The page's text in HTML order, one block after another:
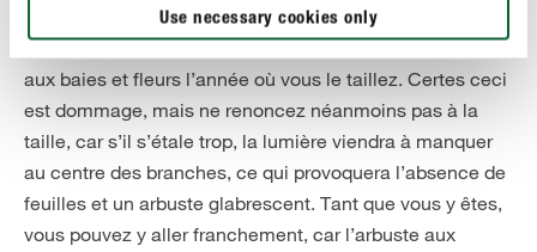
Use necessary cookies only
bonbons tous les trois ans environ en février
il ne fleurit que sur les tiges de deux ans, il faut renoncer
aux baies et fleurs l’année où vous le taillez. Certes ceci
est dommage, mais ne renoncez néanmoins pas à la
taille, car s’il s’étale trop, la lumière viendra à manquer
au centre des branches, ce qui provoquera l’absence de
feuilles et un arbuste glabrescent. Tant que vous y êtes,
vous pouvez y aller franchement, car l’arbuste aux